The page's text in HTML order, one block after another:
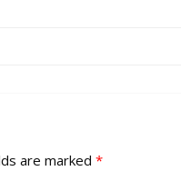
are marked *